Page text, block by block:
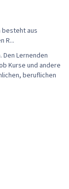
Analytische
Inferenz,
Modellierung,
besteht aus
R...
Lernenden
Kurse und andere
beruflichen